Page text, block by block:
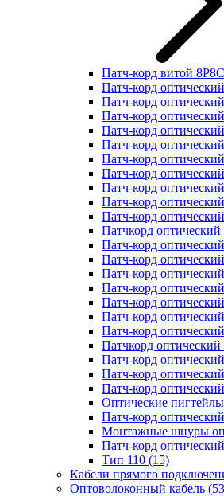
Патч-корд витой
Патч-корд
Патч-корд
Патч-корд
Патч-корд
Патч-корд
Патч-корд
Патч-корд
Патч-корд
Патч-корд
Патч-корд
Патчкорд оптический
Патч-корд
Патч-корд
Патч-корд
Патч-корд
Патч-корд
Патч-корд
Патч-корд
Патчкорд
Патч-корд
Патч-корд
Патч-корд
Оптические пигтейлы
Патч-корд
Монтажные шнуры
Патч-корд
Тип 110 (15)
Кабели прямого
Оптоволоконный кабель